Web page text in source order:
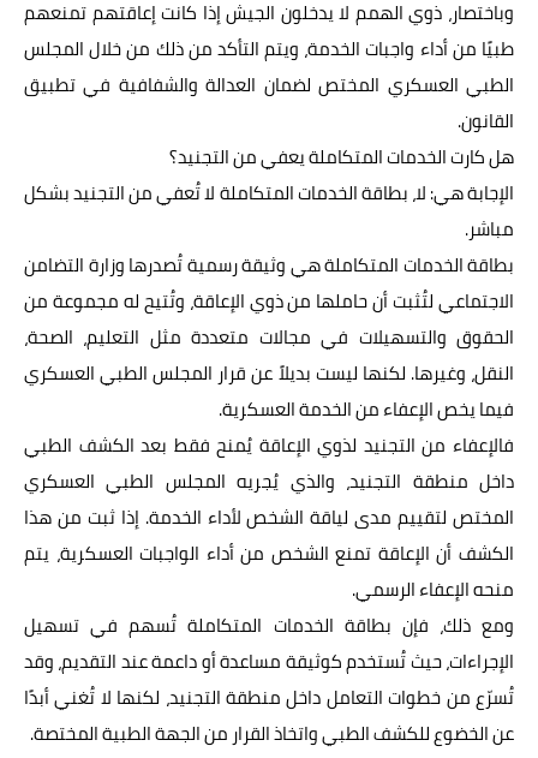
وباختصار، ذوي الهمم لا يدخلون الجيش إذا كانت إعاقتهم تمنعهم
طبيًا من أداء واجبات الخدمة، ويتم التأكد من ذلك من خلال المجلس
الطبي العسكري المختص لضمان العدالة والشفافية في تطبيق
القانون.
هل كارت الخدمات المتكاملة يعفي من التجنيد؟
الإجابة هي: لا، بطاقة الخدمات المتكاملة لا تُعفي من التجنيد بشكل
مباشر.
بطاقة الخدمات المتكاملة هي وثيقة رسمية تُصدرها وزارة التضامن
الاجتماعي لتُثبت أن حاملها من ذوي الإعاقة، وتُتيح له مجموعة من
الحقوق والتسهيلات في مجالات متعددة مثل التعليم، الصحة،
النقل، وغيرها. لكنها ليست بديلاً عن قرار المجلس الطبي العسكري
فيما يخص الإعفاء من الخدمة العسكرية.
فالإعفاء من التجنيد لذوي الإعاقة يُمنح فقط بعد الكشف الطبي
داخل منطقة التجنيد، والذي يُجريه المجلس الطبي العسكري
المختص لتقييم مدى لياقة الشخص لأداء الخدمة. إذا ثبت من هذا
الكشف أن الإعاقة تمنع الشخص من أداء الواجبات العسكرية، يتم
منحه الإعفاء الرسمي.
ومع ذلك، فإن بطاقة الخدمات المتكاملة تُسهم في تسهيل
الإجراءات، حيث تُستخدم كوثيقة مساعدة أو داعمة عند التقديم، وقد
تُسرّع من خطوات التعامل داخل منطقة التجنيد، لكنها لا تُغني أبدًا
عن الخضوع للكشف الطبي واتخاذ القرار من الجهة الطبية المختصة.